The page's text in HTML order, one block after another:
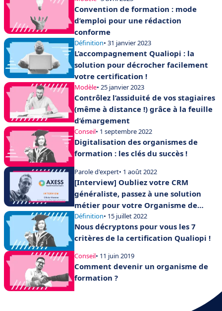
Convention de formation : mode
d’emploi pour une rédaction
conforme
Définition• 31 janvier 2023
L’accompagnement Qualiopi : la
solution pour décrocher facilement
votre certification !
Modèle• 25 janvier 2023
Contrôlez l’assiduité de vos stagiaires
(même à distance !) grâce à la feuille
d’émargement
Conseil• 1 septembre 2022
Digitalisation des organismes de
formation : les clés du succès !
Parole d'expert• 1 août 2022
[Interview] Oubliez votre CRM
généraliste, passez à une solution
métier pour votre Organisme de
formation !
Définition• 15 juillet 2022
Nous décryptons pour vous les 7
critères de la certification Qualiopi !
Conseil• 11 juin 2019
Comment devenir un organisme de
formation ?